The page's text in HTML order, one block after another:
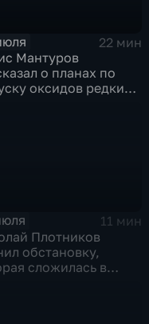
22 мин
Мантуров
о планах по
оксидов редких
11 мин
Плотников
обстановку,
сложилась в